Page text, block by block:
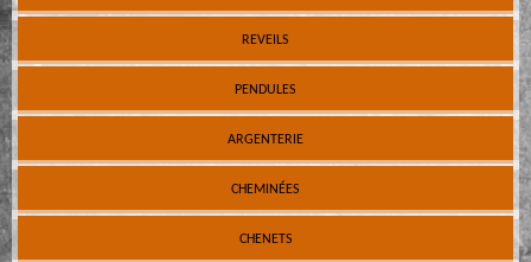
REVEILS
PENDULES
ARGENTERIE
CHEMINÉES
CHENETS